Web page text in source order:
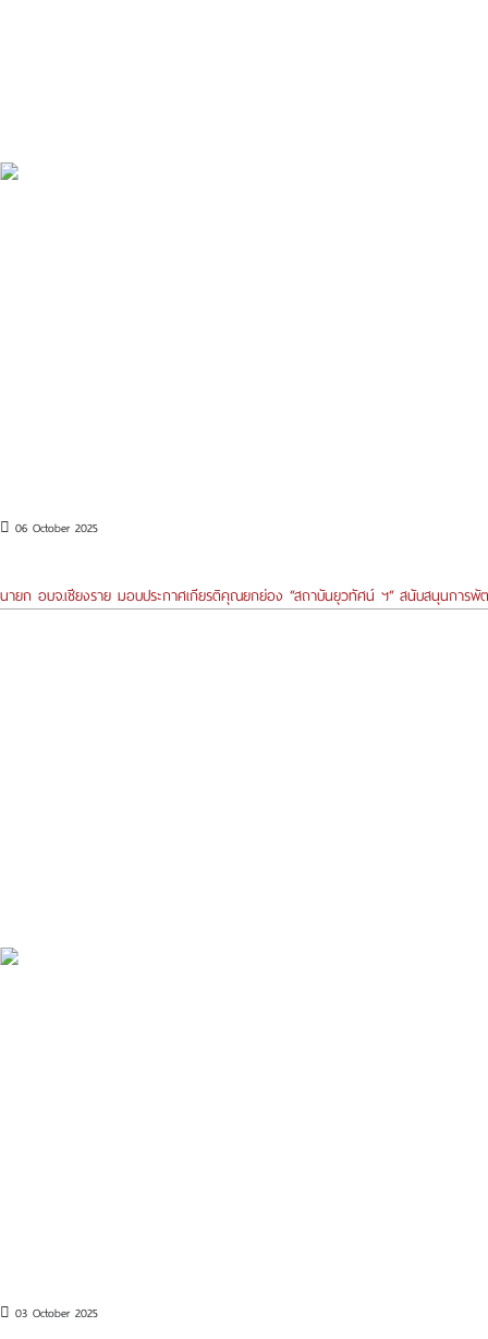
06 October 2025
นายก อบจ.เชียงราย มอบประกาศเกียรติคุณยกย่อง “สถาบันยุวทัศน์ ฯ“ สนับสนุนการพัฒ
03 October 2025